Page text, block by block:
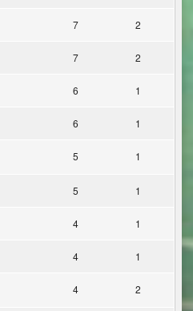
7 2
7 2
6 1
6 1
5 1
5 1
4 1
4 1
4 2